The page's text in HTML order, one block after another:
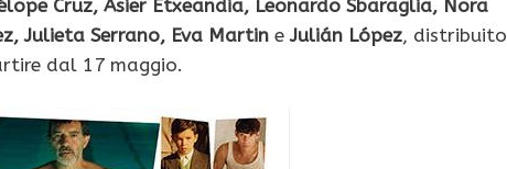
Cruz, Asier Etxeandia, Leonardo Sbaraglia, Nora
Julieta Serrano, Eva Martin e Julián López, distribuito
dal 17 maggio.